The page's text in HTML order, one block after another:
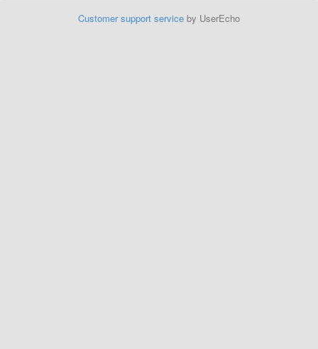
Customer support service by UserEcho